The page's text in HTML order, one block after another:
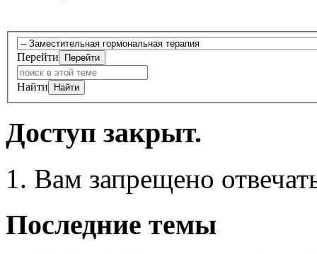
Перейти
Найти
Доступ закрыт.
Вам запрещено
Последние темы